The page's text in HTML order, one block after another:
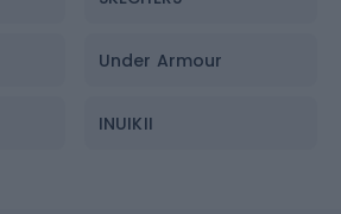
Under Armour
INUIKII